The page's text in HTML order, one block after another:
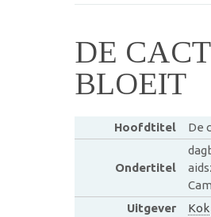
DE
BLOEIT
Hoofdtitel De
Ondertitel
Uitgever
Kok